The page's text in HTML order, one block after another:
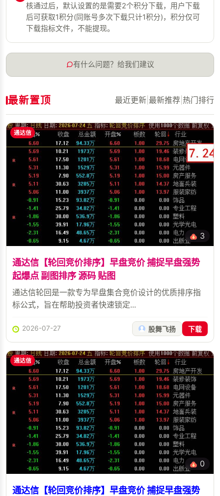
核通过后，默认设置的是需要2个积分下载，用户下载
后可获取1积分(同账号多次下载只计1积分)，积分仅可
下载指标文件，不能提现。
有什么问题？给我们建议
最新置顶 最近更新 最新推荐 热门排行
通达信
3
通达信【轮回竞价排序】早盘竞价 捕捉早盘强势
起爆点 副图排序 源码 贴图
通达信轮回是一款专为早盘集合竞价设计的优质排序指
标公式，旨在帮助投资者快速锁定...
2026-07-27 股舞飞扬 下载
通达信
0
通达信【轮回竞价排序】早盘竞价 捕捉早盘强势